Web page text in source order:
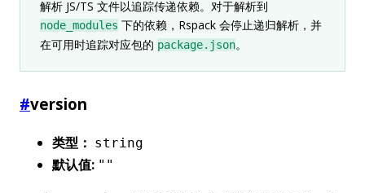
解析 JS/TS 文件以追踪传递依赖。对于解析到
node_modules 下的依赖，Rspack 会停止递归解析，并
在可用时追踪对应包的 package.json。
#version
类型： string
默认值: ""